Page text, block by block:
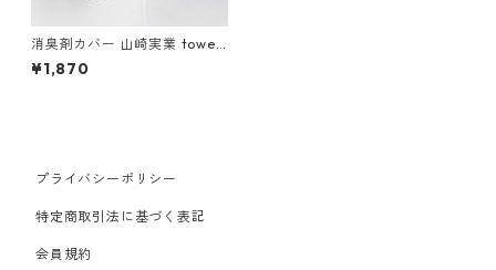
消臭剤カバー 山崎実業 tower
タワー 石こうボード壁対応消
臭剤ケース L ブラック
¥1,870
プライバシーポリシー
特定商取引法に基づく表記
会員規約